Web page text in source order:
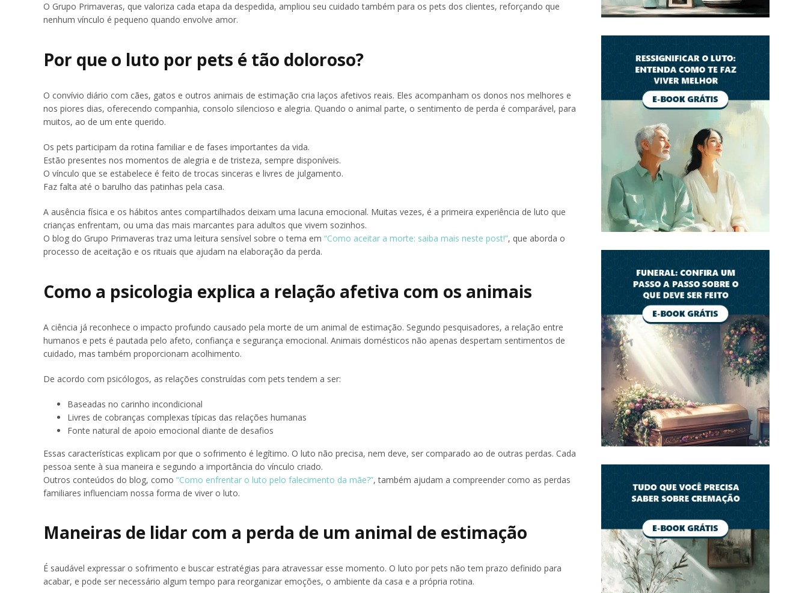
O Grupo Primaveras, que valoriza cada etapa da despedida, ampliou seu cuidado também para os pets dos clientes, reforçando que
nenhum vínculo é pequeno quando envolve amor.
Por que o luto por pets é tão doloroso?
O convívio diário com cães, gatos e outros animais de estimação cria laços afetivos reais. Eles acompanham os donos nos melhores e
nos piores dias, oferecendo companhia, consolo silencioso e alegria. Quando o animal parte, o sentimento de perda é comparável, para
muitos, ao de um ente querido.
Os pets participam da rotina familiar e de fases importantes da vida.
Estão presentes nos momentos de alegria e de tristeza, sempre disponíveis.
O vínculo que se estabelece é feito de trocas sinceras e livres de julgamento.
Faz falta até o barulho das patinhas pela casa.
A ausência física e os hábitos antes compartilhados deixam uma lacuna emocional. Muitas vezes, é a primeira experiência de luto que
crianças enfrentam, ou uma das mais marcantes para adultos que vivem sozinhos.
O blog do Grupo Primaveras traz uma leitura sensível sobre o tema em “Como aceitar a morte: saiba mais neste post!”, que aborda o
processo de aceitação e os rituais que ajudam na elaboração da perda.
Como a psicologia explica a relação afetiva com os animais
A ciência já reconhece o impacto profundo causado pela morte de um animal de estimação. Segundo pesquisadores, a relação entre
humanos e pets é pautada pelo afeto, confiança e segurança emocional. Animais domésticos não apenas despertam sentimentos de
cuidado, mas também proporcionam acolhimento.
De acordo com psicólogos, as relações construídas com pets tendem a ser:
Baseadas no carinho incondicional
Livres de cobranças complexas típicas das relações humanas
Fonte natural de apoio emocional diante de desafios
Essas características explicam por que o sofrimento é legítimo. O luto não precisa, nem deve, ser comparado ao de outras perdas. Cada
pessoa sente à sua maneira e segundo a importância do vínculo criado.
Outros conteúdos do blog, como “Como enfrentar o luto pelo falecimento da mãe?”, também ajudam a compreender como as perdas
familiares influenciam nossa forma de viver o luto.
Maneiras de lidar com a perda de um animal de estimação
É saudável expressar o sofrimento e buscar estratégias para atravessar esse momento. O luto por pets não tem prazo definido para
acabar, e pode ser necessário algum tempo para reorganizar emoções, o ambiente da casa e a própria rotina.